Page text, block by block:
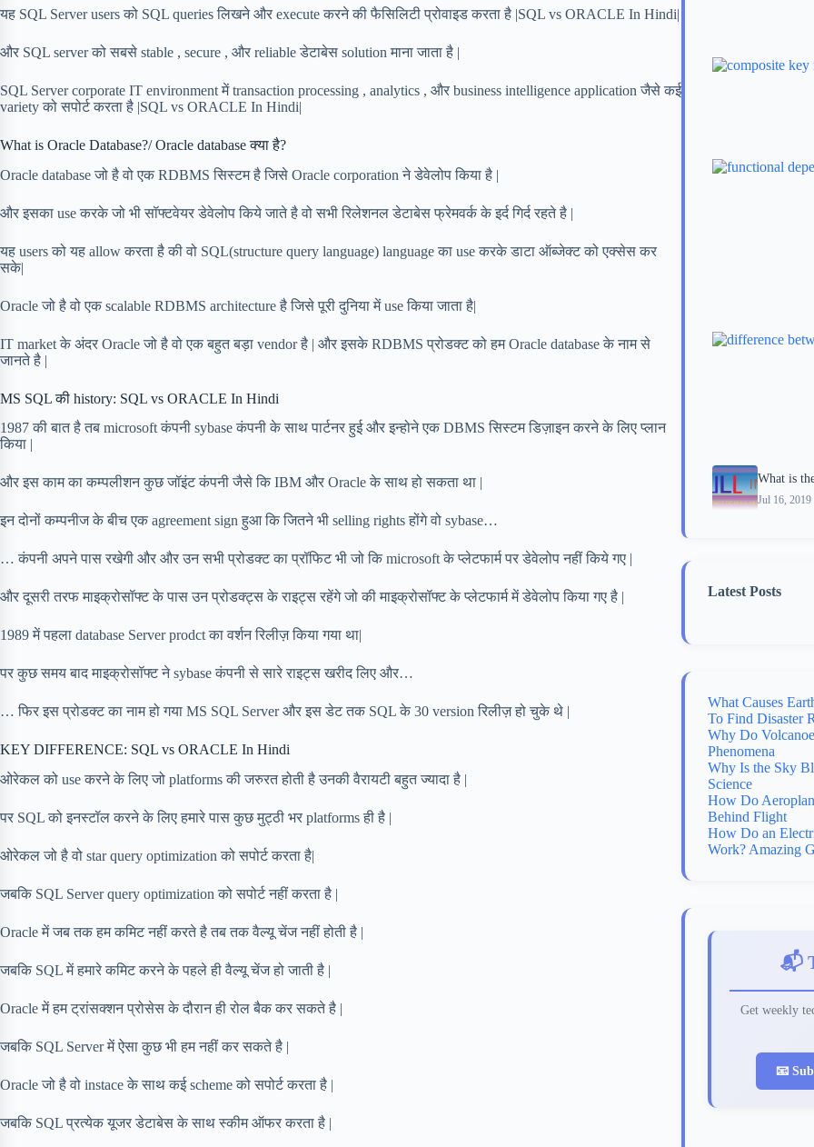
यह SQL Server users को SQL queries लिखने और execute करने की फैसिलिटी प्रोवाइड करता है |SQL vs ORACLE In Hindi|
और SQL server को सबसे stable , secure , और reliable डेटाबेस solution माना जाता है |
SQL Server corporate IT environment में transaction processing , analytics , और business intelligence application जैसे कई
variety को सपोर्ट करता है |SQL vs ORACLE In Hindi|
What is Oracle Database?/ Oracle database क्या है?
Oracle database जो है वो एक RDBMS सिस्टम है जिसे Oracle corporation ने डेवेलोप किया है |
और इसका use करके जो भी सॉफ्टवेयर डेवेलोप किये जाते है वो सभी रिलेशनल डेटाबेस फ्रेमवर्क के इर्द गिर्द रहते है |
यह users को यह allow करता है की वो SQL(structure query language) language का use करके डाटा ऑब्जेक्ट को एक्सेस कर
सके|
Oracle जो है वो एक scalable RDBMS architecture है जिसे पूरी दुनिया में use किया जाता है|
IT market के अंदर Oracle जो है वो एक बहुत बड़ा vendor है | और इसके RDBMS प्रोडक्ट को हम Oracle database के नाम से
जानते है |
MS SQL की history: SQL vs ORACLE In Hindi
1987 की बात है तब microsoft कंपनी sybase कंपनी के साथ पार्टनर हुई और इन्होने एक DBMS सिस्टम डिज़ाइन करने के लिए प्लान
किया |
और इस काम का कम्पलीशन कुछ जॉइंट कंपनी जैसे कि IBM और Oracle के साथ हो सकता था |
इन दोनों कम्पनीज के बीच एक agreement sign हुआ कि जितने भी selling rights होंगे वो sybase…
… कंपनी अपने पास रखेगी और और उन सभी प्रोडक्ट का प्रॉफिट भी जो कि microsoft के प्लेटफार्म पर डेवेलोप नहीं किये गए |
और दूसरी तरफ माइक्रोसॉफ्ट के पास उन प्रोडक्ट्स के राइट्स रहेंगे जो की माइक्रोसॉफ्ट के प्लेटफार्म में डेवेलोप किया गए है |
1989 में पहला database Server prodct का वर्शन रिलीज़ किया गया था|
पर कुछ समय बाद माइक्रोसॉफ्ट ने sybase कंपनी से सारे राइट्स खरीद लिए और…
… फिर इस प्रोडक्ट का नाम हो गया MS SQL Server और इस डेट तक SQL के 30 version रिलीज़ हो चुके थे |
KEY DIFFERENCE: SQL vs ORACLE In Hindi
ओरेकल को use करने के लिए जो platforms की जरुरत होती है उनकी वैरायटी बहुत ज्यादा है |
पर SQL को इनस्टॉल करने के लिए हमारे पास कुछ मुट्ठी भर platforms ही है |
ओरेकल जो है वो star query optimization को सपोर्ट करता है|
जबकि SQL Server query optimization को सपोर्ट नहीं करता है |
Oracle में जब तक हम कमिट नहीं करते है तब तक वैल्यू चेंज नहीं होती है |
जबकि SQL में हमारे कमिट करने के पहले ही वैल्यू चेंज हो जाती है |
Oracle में हम ट्रांसक्शन प्रोसेस के दौरान ही रोल बैक कर सकते है |
जबकि SQL Server में ऐसा कुछ भी हम नहीं कर सकते है |
Oracle जो है वो instace के साथ कई scheme को सपोर्ट करता है |
जबकि SQL प्रत्येक यूजर डेटाबेस के साथ स्कीम ऑफर करता है |
What is
Jul 16, 2019
Latest Posts
What Causes
To Find Disaster
Why Do
Phenomena
Why Is the Sky
Science
How Do
Behind Flight
How Do an
Work? Amazing
📬
Get weekly
📧